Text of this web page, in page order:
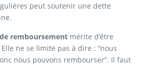
peut soutenir une dette
remboursement mérite d’être
ne se limite pas à dire : “nous
nous pouvons rembourser”. Il faut